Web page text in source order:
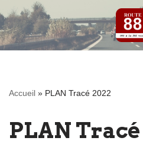
Aller
au
Accueil » PLAN Tracé 2022
PLAN Tracé